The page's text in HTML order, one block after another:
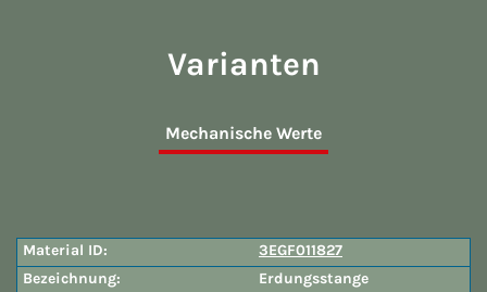
Varianten
Mechanische Werte
3EGF011827
Erdungsstange